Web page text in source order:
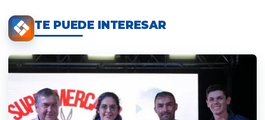
TE PUEDE INTERESAR